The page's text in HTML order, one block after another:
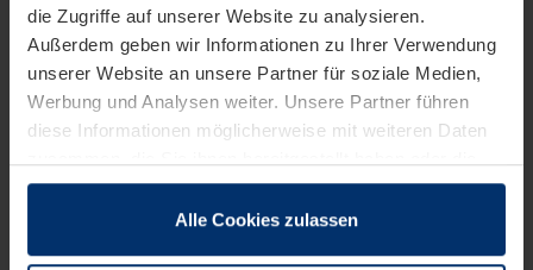
die Zugriffe auf unserer Website zu analysieren.
Außerdem geben wir Informationen zu Ihrer Verwendung
unserer Website an unsere Partner für soziale Medien,
Werbung und Analysen weiter. Unsere Partner führen
diese Informationen möglicherweise mit weiteren Daten
sie im Rahmen Ihrer Nutzung der Dienste gesammelt
Alle Cookies zulassen